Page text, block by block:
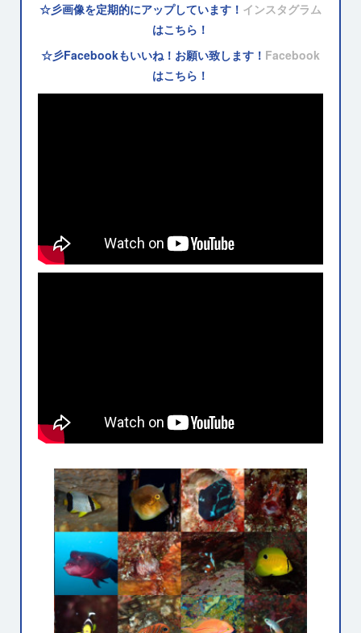
☆彡画像を定期的にアップしています！ インスタグラム
はこちら！
☆彡Facebookもいいね！お願い致します！ Facebook
はこちら！